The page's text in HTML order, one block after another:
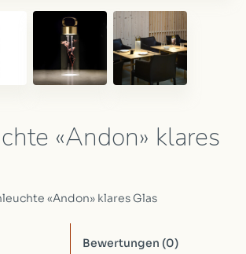
«Andon» klares
«Andon» klares Glas
Bewertungen (0)